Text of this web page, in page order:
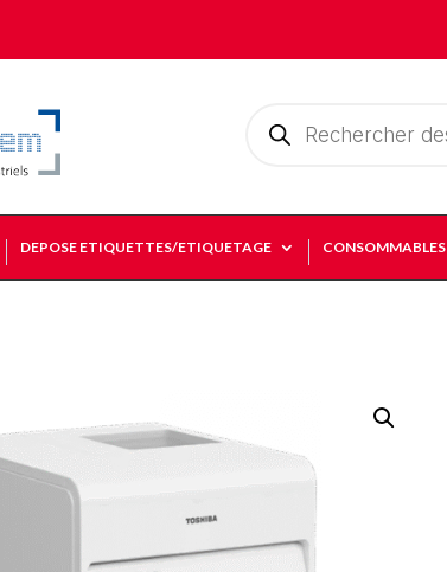
produits
DEPOSE ETIQUETTES/ETIQUETAGE CONSOMMABLES